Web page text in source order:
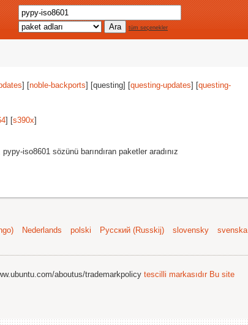
tüm seçenekler
] [noble-backports] [questing] [questing-updates] [questing-
] [s390x]
iso8601 sözünü barındıran paketler aradınız
Nederlands polski Русский (Russkij) slovensky
svenska
aboutus/trademarkpolicy tescilli markasıdır Bu site